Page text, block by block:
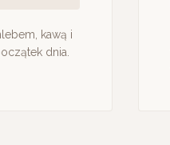
kawą i
dnia.